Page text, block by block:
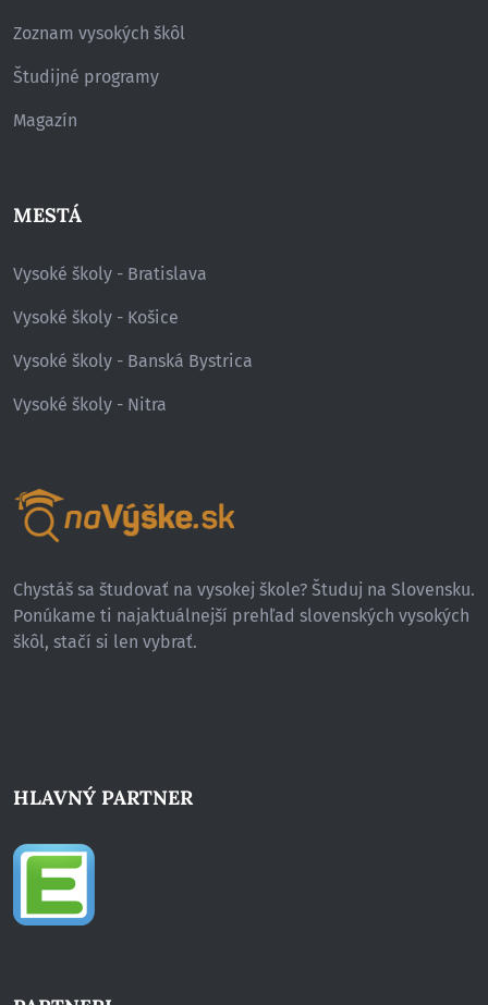
Zoznam vysokých škôl
Študijné programy
Magazín
MESTÁ
Vysoké školy - Bratislava
Vysoké školy - Košice
Vysoké školy - Banská Bystrica
Vysoké školy - Nitra
Chystáš sa študovať na vysokej škole? Študuj na Slovensku.
Ponúkame ti najaktuálnejší prehľad slovenských vysokých
škôl, stačí si len vybrať.
HLAVNÝ PARTNER